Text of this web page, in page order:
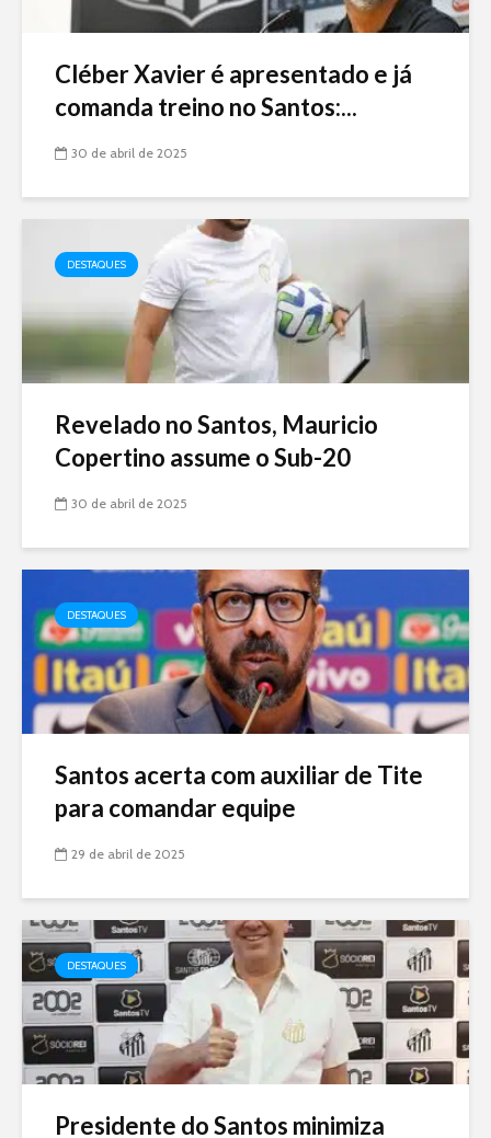
Cléber Xavier é apresentado e já
comanda treino no Santos:...
30 de abril de 2025
DESTAQUES
Revelado no Santos, Mauricio
Copertino assume o Sub-20
30 de abril de 2025
DESTAQUES
Santos acerta com auxiliar de Tite
para comandar equipe
29 de abril de 2025
DESTAQUES
Presidente do Santos minimiza